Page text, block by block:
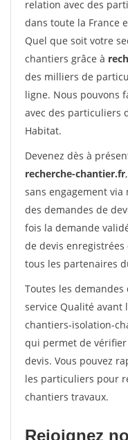
relation avec des
dans toute la France
Quel que soit votre
chantiers grâce à
des milliers de
ligne. Nous pouvons
avec des particuliers
Habitat.
Devenez dès à
recherche-chantier.fr
sans engagement
des demandes de
fois la demande
de devis
tous les partenaires
Toutes les
service Qualité avant
chantiers-isolation-
qui permet de
devis. Vous pouvez
les particuliers pour
chantiers travaux.
Rejoignez